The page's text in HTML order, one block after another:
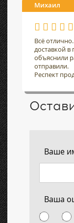
Михаил
Всё
доставкой в
объяснили
отправили.
Респект
Ваше
Ваша